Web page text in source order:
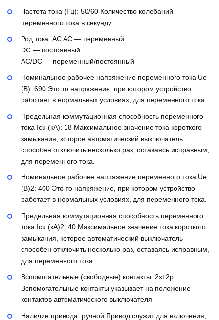
Частота тока (Гц): 50/60 Количество колебаний
переменного тока в секунду.
Род тока: ACAC — переменный
DC — постоянный
AC/DC — переменный/постоянный
Номинальное рабочее напряжение переменного тока Ue
(В): 690 Это то напряжение, при котором устройство
работает в нормальных условиях, для переменного тока.
Предельная коммутационная способность переменного
тока Icu (кА): 18 Максимальное значение тока короткого
замыкания, которое автоматический выключатель
способен отключить несколько раз, оставаясь исправным,
для переменного тока.
Номинальное рабочее напряжение переменного тока Ue
(В)2: 400 Это то напряжение, при котором устройство
работает в нормальных условиях, для переменного тока.
Предельная коммутационная способность переменного
тока Icu (кА)2: 40 Максимальное значение тока короткого
замыкания, которое автоматический выключатель
способен отключить несколько раз, оставаясь исправным,
для переменного тока.
Вспомогательные (свободные) контакты: 2з+2р
Вспомогательные контакты указывает на положение
контактов автоматического выключателя.
Наличие привода: ручной Привод служит для включения,